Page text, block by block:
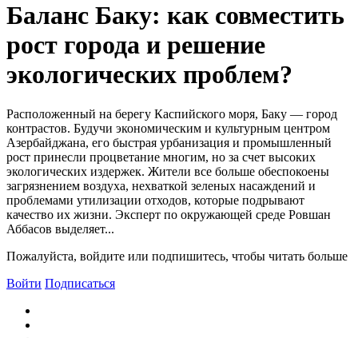
Баланс Баку: как совместить
рост города и решение
экологических проблем?
Расположенный на берегу Каспийского моря, Баку — город
контрастов. Будучи экономическим и культурным центром
Азербайджана, его быстрая урбанизация и промышленный
рост принесли процветание многим, но за счет высоких
экологических издержек. Жители все больше обеспокоены
загрязнением воздуха, нехваткой зеленых насаждений и
проблемами утилизации отходов, которые подрывают
качество их жизни. Эксперт по окружающей среде Ровшан
Аббасов выделяет...
Пожалуйста, войдите или подпишитесь, чтобы читать больше
Войти Подписаться